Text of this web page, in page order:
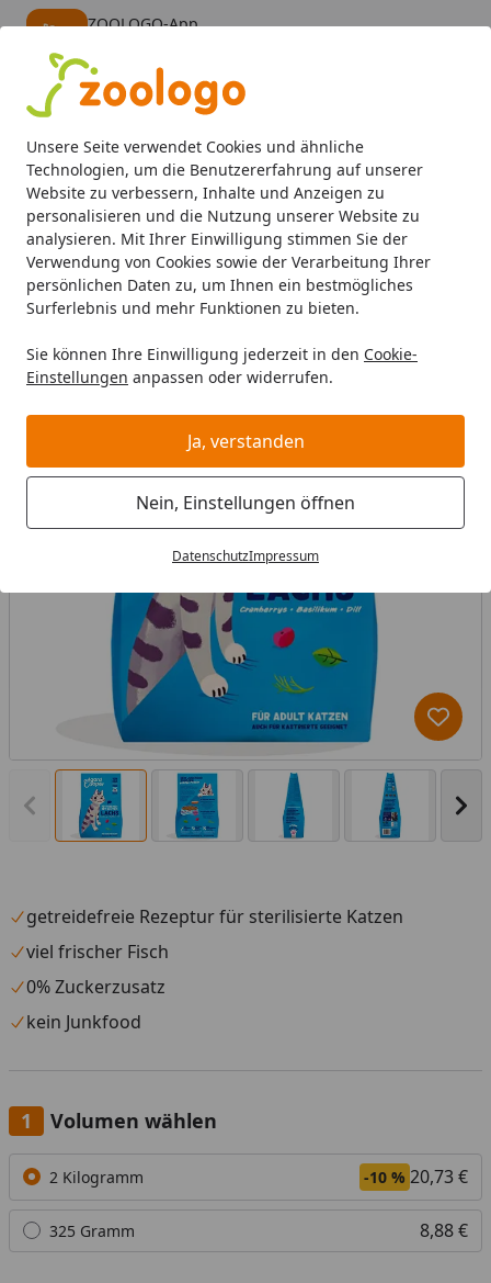
Unsere Seite verwendet Cookies und ähnliche
Technologien, um die Benutzererfahrung auf unserer
Website zu verbessern, Inhalte und Anzeigen zu
personalisieren und die Nutzung unserer Website zu
analysieren. Mit Ihrer Einwilligung stimmen Sie der
Verwendung von Cookies sowie der Verarbeitung Ihrer
persönlichen Daten zu, um Ihnen ein bestmögliches
Surferlebnis und mehr Funktionen zu bieten.
Sie können Ihre Einwilligung jederzeit in den Cookie-
Einstellungen anpassen oder widerrufen.
Ja, verstanden
Nein, Einstellungen öffnen
DatenschutzImpressum
ZOOLOGO-App
Alle Produkte
Mein Konto
Suchen
Startseite
Katze Katzenfutter Trockenfutter Edgard&Cooper
Edgard&Cooper Adult Lachs
Katzentrockenfutter
Vorheriges Bild anzeigen
BALD VERGRIFFEN
Angebot
getreidefreie Rezeptur für sterilisierte Katzen
viel frischer Fisch
0% Zuckerzusatz
kein Junkfood
Volumen wählen
Alle anzeigen (2)
2 Kilogramm -10 % 20,73 €
325 Gramm 8,88 €